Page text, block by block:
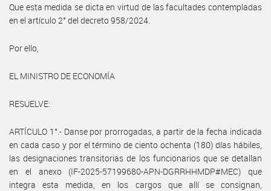
Que esta medida se dicta en virtud de las facultades contempladas
en el artículo 2° del decreto 958/2024.
Por ello,
EL MINISTRO DE ECONOMÍA
RESUELVE:
ARTÍCULO 1°.- Danse por prorrogadas, a partir de la fecha indicada
en cada caso y por el término de ciento ochenta (180) días hábiles,
las designaciones transitorias de los funcionarios que se detallan
en el anexo (IF-2025-57199680-APN-DGRRHHMDP#MEC) que
integra esta medida, en los cargos que allí se consignan,